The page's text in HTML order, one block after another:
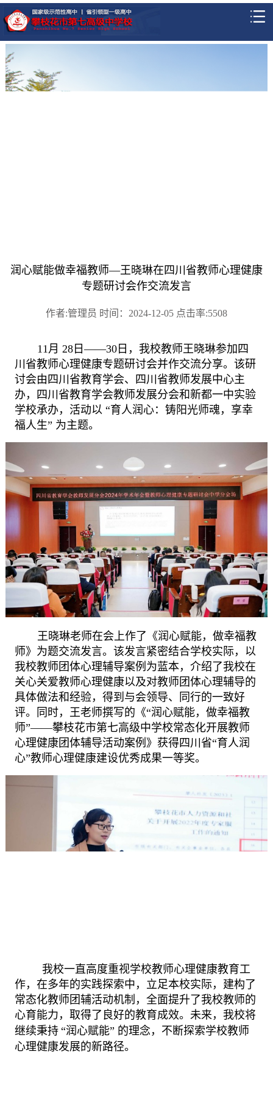
润心赋能做幸福教师—王晓琳在四川省教师心理健康
专题研讨会作交流发言
作者:管理员 时间：2024-12-05 点击率:5508
11月28 日——30 日 ， 我校教师王晓琳参加四
川省教师心理健康专题研讨会并作交流分享。该研
讨会由 四川省教育学会、四川省教师发展中心主
办，四川省教育学会教师发展分会和新都一中实验
学校承办， 活动以 “育人润心：铸阳光师魂，享幸
福人生” 为主题。
王晓琳老师在会上作了《润心赋能，做幸福教
师》为题交流发言。该发言紧密结合学校实际，以
我校教师团体心理辅导案例为蓝本，介绍了我校在
关心关爱教师心理健康以及对教师团体心理辅导的
具体做法和经验，得到与会领导、同行的一致好
评。同时，王老师撰写的《“润心赋能，做幸福教
师”——攀枝花市第七高级中学校常态化开展教师
心理健康团体辅导活动案例》获得四川省“育人润
心”教师心理健康建设优秀成果一等奖。
我校一直高度重视学校教师心理健康教育工
作，在多年的实践探索中，立足本校实际，建构了
常态化教师团辅活动机制，全面提升了我校教师的
心育能力，取得了良好的教育成效。未来， 我校将
继续秉持 “润心赋能” 的理念，不断探索学校教师
心理健康发展的新路径。